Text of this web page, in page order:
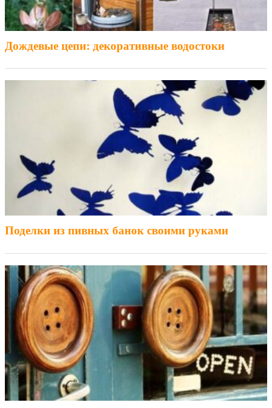
Дождевые цепи: декоративные водостоки
Поделки из пивных банок своими руками